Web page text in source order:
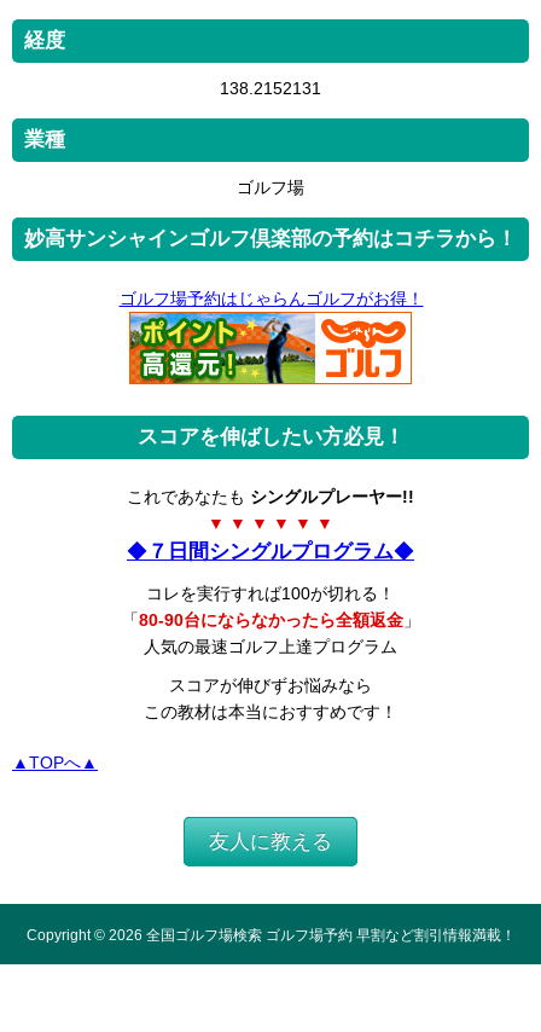
経度
138.2152131
業種
ゴルフ場
妙高サンシャインゴルフ倶楽部の予約はコチラから！
ゴルフ場予約はじゃらんゴルフがお得！
スコアを伸ばしたい方必見！
これであなたも シングルプレーヤー!!
▼ ▼ ▼ ▼ ▼ ▼
◆ ７日間シングルプログラム◆
コレを実行すれば100が切れる！
「80-90台にならなかったら全額返金」
人気の最速ゴルフ上達プログラム
スコアが伸びずお悩みなら
この教材は本当におすすめです！
▲TOPへ▲
友人に教える
Copyright © 2026 全国ゴルフ場検索 ゴルフ場予約 早割など割引情報満載！